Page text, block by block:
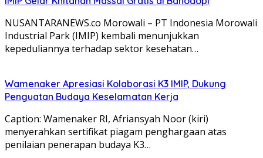
NUSANTARANEWS.co Morowali – PT Indonesia Morowali
Industrial Park (IMIP) kembali menunjukkan
kepeduliannya terhadap sektor kesehatan…
Wamenaker Apresiasi Kolaborasi K3 IMIP, Dukung
Penguatan Budaya Keselamatan Kerja
Caption: Wamenaker RI, Afriansyah Noor (kiri)
menyerahkan sertifikat piagam penghargaan atas
penilaian penerapan budaya K3…